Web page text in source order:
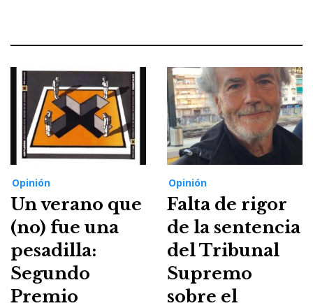
Opinión
Un verano que
(no) fue una
pesadilla:
Segundo
Premio
Opinión
Falta de rigor
de la sentencia
del Tribunal
Supremo
sobre el